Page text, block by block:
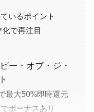
いるポイント
で再注目
ー・オブ・ジ・
最大50%即時還元
ボーナスあり